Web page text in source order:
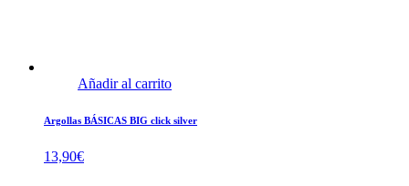
Añadir al carrito
Argollas BÁSICAS BIG click silver
13,90€